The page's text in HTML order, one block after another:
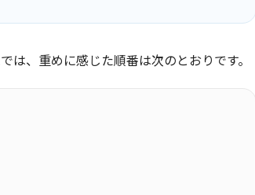
は、重めに感じた順番は次のとおりです。